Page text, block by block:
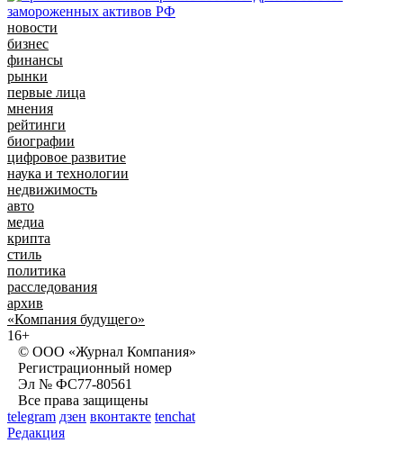
новости
бизнес
финансы
рынки
первые лица
мнения
рейтинги
биографии
цифровое развитие
наука и технологии
недвижимость
авто
медиа
крипта
стиль
политика
расследования
архив
«Компания будущего»
16+
© ООО «Журнал Компания»
Регистрационный номер
Эл № ФС77-80561
Все права защищены
telegram дзен вконтакте tenchat
Редакция